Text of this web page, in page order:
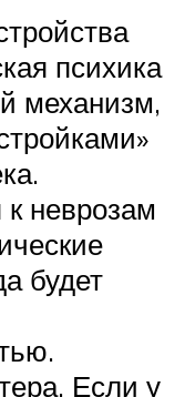
психика
механизм,
неврозам
будет
Если у